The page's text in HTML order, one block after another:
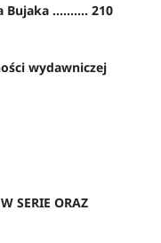
.......... 210
wydawniczej
SERIE ORAZ